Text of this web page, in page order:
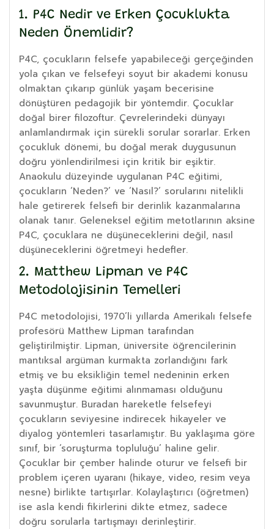
1. P4C Nedir ve Erken Çocuklukta
Neden Önemlidir?
P4C, çocukların felsefe yapabileceği gerçeğinden
yola çıkan ve felsefeyi soyut bir akademi konusu
olmaktan çıkarıp günlük yaşam becerisine
dönüştüren pedagojik bir yöntemdir. Çocuklar
doğal birer filozoftur. Çevrelerindeki dünyayı
anlamlandırmak için sürekli sorular sorarlar. Erken
çocukluk dönemi, bu doğal merak duygusunun
doğru yönlendirilmesi için kritik bir eşiktir.
Anaokulu düzeyinde uygulanan P4C eğitimi,
çocukların ‘Neden?’ ve ‘Nasıl?’ sorularını nitelikli
hale getirerek felsefi bir derinlik kazanmalarına
olanak tanır. Geleneksel eğitim metotlarının aksine
P4C, çocuklara ne düşüneceklerini değil, nasıl
düşüneceklerini öğretmeyi hedefler.
2. Matthew Lipman ve P4C
Metodolojisinin Temelleri
P4C metodolojisi, 1970’li yıllarda Amerikalı felsefe
profesörü Matthew Lipman tarafından
geliştirilmiştir. Lipman, üniversite öğrencilerinin
mantıksal argüman kurmakta zorlandığını fark
etmiş ve bu eksikliğin temel nedeninin erken
yaşta düşünme eğitimi alınmaması olduğunu
savunmuştur. Buradan hareketle felsefeyi
çocukların seviyesine indirecek hikayeler ve
diyalog yöntemleri tasarlamıştır. Bu yaklaşıma göre
sınıf, bir ‘soruşturma topluluğu’ haline gelir.
Çocuklar bir çember halinde oturur ve felsefi bir
problem içeren uyaranı (hikaye, video, resim veya
nesne) birlikte tartışırlar. Kolaylaştırıcı (öğretmen)
ise asla kendi fikirlerini dikte etmez, sadece
doğru sorularla tartışmayı derinleştirir.